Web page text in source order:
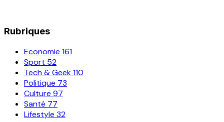
Rubriques
Economie 161
Sport 52
Tech & Geek110
Politique 73
Culture 97
Santé 77
Lifestyle 32